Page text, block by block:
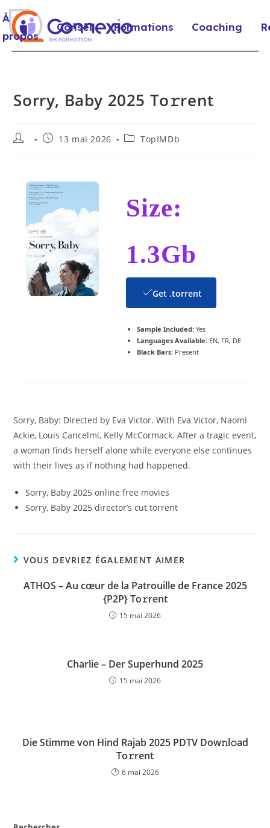
À
propos
Conseil Formations Coaching
Sorry, Baby 2025 To𝚛rent
13 mai 2026 TopIMDb
Size:
1.3Gb
Get .torrent
Sample Included:Yes
Languages Available:EN, FR, DE
Black Bars:Present
Sorry, Baby: Directed by Eva Victor. With Eva Victor, Naomi
Ackie, Louis Cancelmi, Kelly McCormack. After a tragic event,
a woman finds herself alone while everyone else continues
with their lives as if nothing had happened.
Sorry, Baby 2025 online free movies
Sorry, Baby 2025 director’s cut torrent
VOUS DEVRIEZ ÉGALEMENT AIMER
ATHOS – Au cœur de la Patrouille de France 2025
{P2P} To𝚛rent
15 mai 2026
Charlie – Der Superhund 2025
15 mai 2026
Die Stimme von Hind Rajab 2025 PDTV Dow𝚗l𝚘ad
To𝚛rent
6 mai 2026